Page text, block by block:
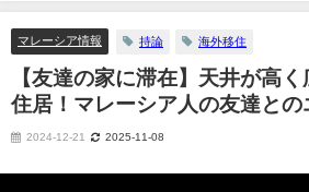
レーシアの住居！マレーシア人の友達とのエピソード
マレーシア情報 持論 海外移住
【友達の家に滞在】天井が高
住居！マレーシア人の友達と
2024-12-21 2025-11-08